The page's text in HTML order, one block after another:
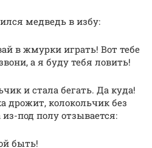
медведь в избу:
в жмурки играть! Вот тебе
а я буду тебя ловить!
и стала бегать. Да куда!
дрожит, колокольчик без
под полу отзывается:
быть!